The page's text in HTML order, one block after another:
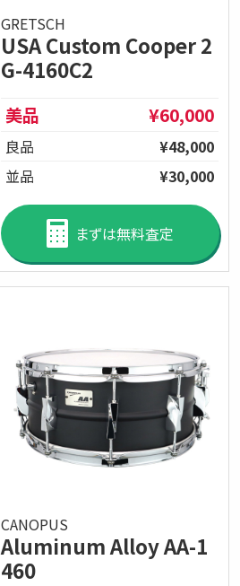
GRETSCH
USA Custom Cooper 2
G-4160C2
美品 ¥60,000
良品
¥48,000
並品
¥30,000
まずは無料査定
CANOPUS
Aluminum Alloy AA-1
460